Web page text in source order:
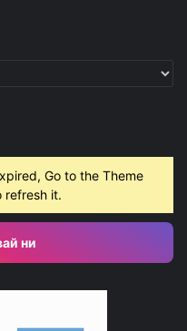
Go to the Theme
refresh it.
ни